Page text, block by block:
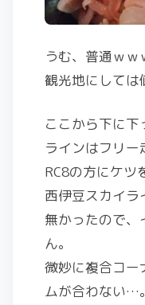
うむ、普通ｗｗ
観光地にしては
ここから下に
ラインはフリー
RC8の方にケツ
西伊豆スカイラ
無かったので、
ん。
微妙に複合コー
ムが合わない…。